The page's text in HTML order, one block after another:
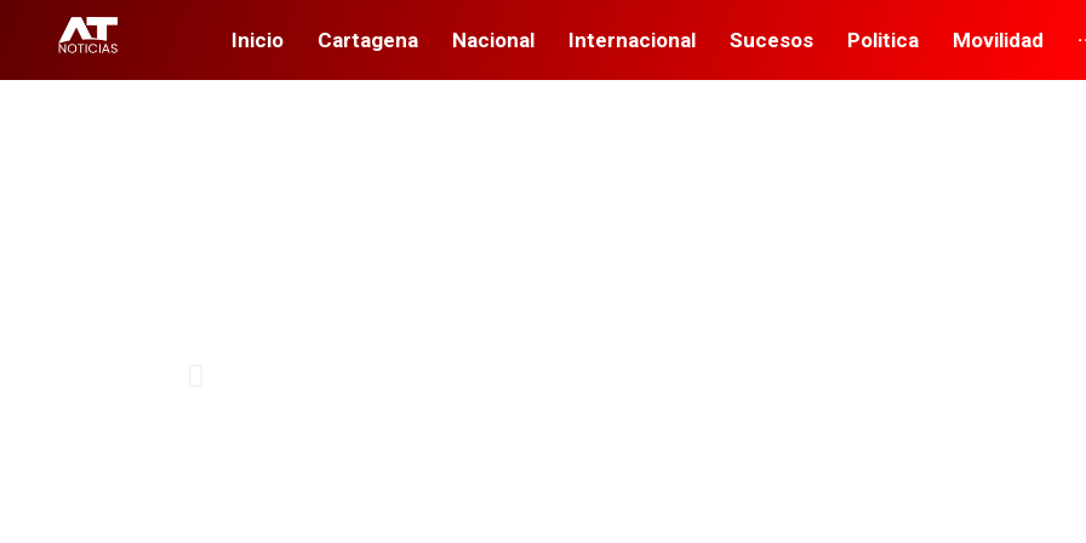
Inicio Cartagena Nacional Internacional Sucesos Politica Movilidad